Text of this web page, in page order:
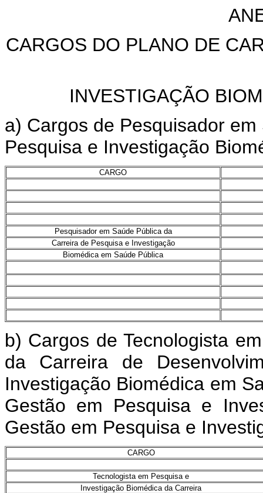
CARGOS DO PLANO DE
INVESTIGAÇÃO
a) Cargos de Pesquisador
Pesquisa e Investigação
CARGO
Pesquisador em Saúde Pública da
Carreira de Pesquisa e Investigação
Biomédica em Saúde Pública
b) Cargos de Tecnologista
da Carreira de
Investigação Biomédica em
Gestão em Pesquisa e
Gestão em Pesquisa e
CARGO
Tecnologista em Pesquisa e
Investigação Biomédica da Carreira